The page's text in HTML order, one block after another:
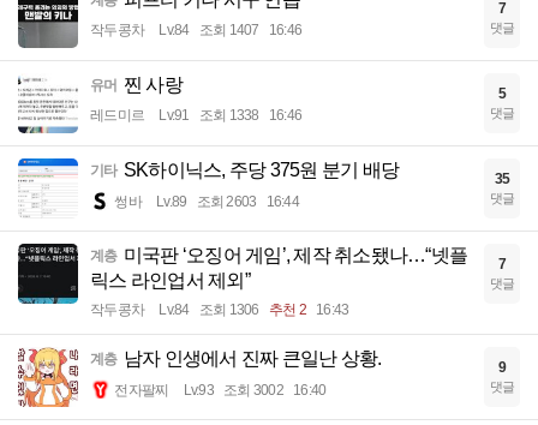
작두콩차 Lv.84 조회 1407 16:46
7
댓글
유머 찐 사랑
레드미르 Lv.91 조회 1338 16:46
5
댓글
기타 SK하이닉스, 주당 375원 분기 배당
썽바 Lv.89 조회 2603 16:44
35
댓글
계층 미국판 ‘오징어 게임’, 제작 취소됐나…“넷플
릭스 라인업서 제외”
작두콩차 Lv.84 조회 1306 추천 2 16:43
7
댓글
계층 남자 인생에서 진짜 큰일난 상황.
전자팔찌 Lv.93 조회 3002 16:40
9
댓글